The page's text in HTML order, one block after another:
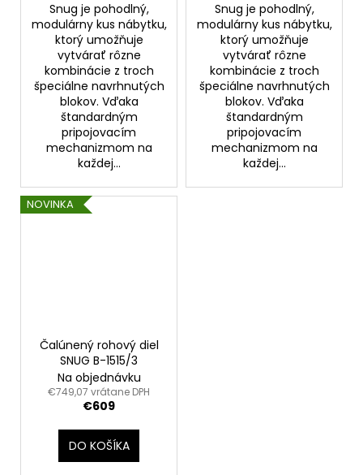
Snug je pohodlný,
modulárny kus nábytku,
ktorý umožňuje
vytvárať rôzne
kombinácie z troch
špeciálne navrhnutých
blokov. Vďaka
štandardným
pripojovacím
mechanizmom na
každej...
Snug je pohodlný,
modulárny kus nábytku,
ktorý umožňuje
vytvárať rôzne
kombinácie z troch
špeciálne navrhnutých
blokov. Vďaka
štandardným
pripojovacím
mechanizmom na
každej...
NOVINKA
Čalúnený rohový diel
SNUG B-1515/3
Na objednávku
€749,07 vrátane DPH
€609
DO KOŠÍKA